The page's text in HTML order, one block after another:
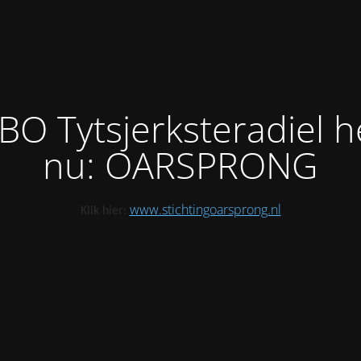
Tytsjerksteradiel
nu: OARSPRONG
Klik hier: www.stichtingoarsprong.nl